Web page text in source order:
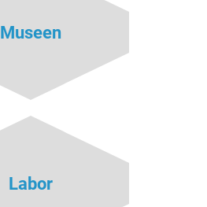
Museen
Labor